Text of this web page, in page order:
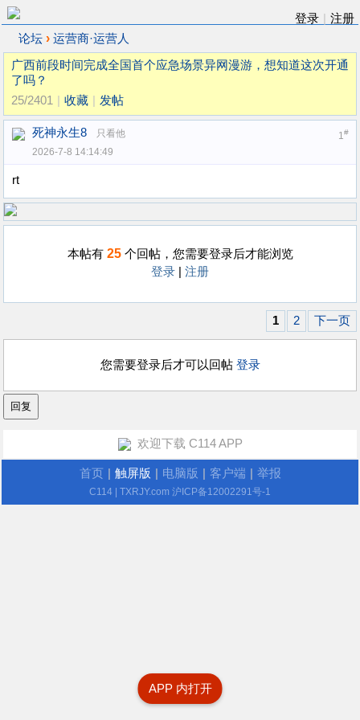
登录
注册
论坛 › 运营商·运营人
广西前段时间完成全国首个应急场景异网漫游，想知道这次开通
了吗？
25/2401
收藏 发帖
1#
死神永生8
只看他
2026-7-8 14:14:49
rt
本帖有 25个回帖，您需要登录后才能浏览
登录
注册
1 2 下一页
您需要登录后才可以回帖 登录
APP 内打开
欢迎下载 C114 APP
首页 触屏版 电脑版 客户端 举报
C114 | TXRJY.com 沪ICP备12002291号-1